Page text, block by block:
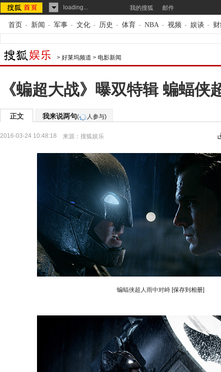
loading... 我的搜狐 邮件
首页 - 新闻 - 军事 - 文化 - 历史 - 体育 - NBA - 视频 - 娱谈 -
> 好莱坞频道 > 电影新闻
《蝙超大战》曝双特辑 蝙蝠侠
正文 我来说两句( 人参与)
2016-03-24 10:48:18 来源： 搜狐娱乐
蝙蝠侠超人雨中对峙 [保存到相册]